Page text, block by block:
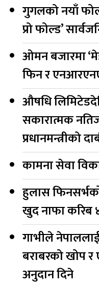
गुगलको नयाँ
प्रो फोल्ड’
ओमन बजारमा
फिन र
औषधि
सकारात्मक
प्रधानमन्त्रीको
कामना सेवा
हुलास
खुद नाफा करिब
गाभीले
बराबरको खोप
अनुदान दिने